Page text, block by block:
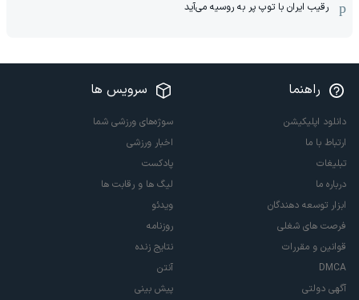
رقیب ایران با توپ پر به روسیه می‌آید
راهنما
دانلود اپلیکیشن
ارتباط با ما
تبلیغات
درباره ما
ابزار توسعه دهندگان
فرصت های شغلی
قوانین و مقررات
DMCA
آگهی دولتی
سرویس ها
سوژه‌های ورزشی شما
اخبار ورزشی
پادکست
لیگ ها و رقابت ها
ویدئو
روزنامه
نتایج زنده
آنتن
پیش بینی